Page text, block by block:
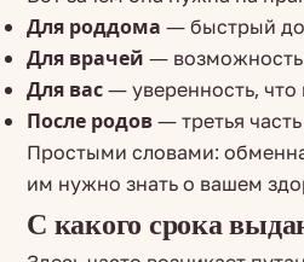
Для роддома — быстрый
Для врачей — возможность
Для вас— уверенность, что
После родов— третья
Простыми словами:
им нужно знать о вашем
С какого срока